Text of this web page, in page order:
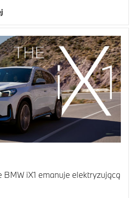
BMW iX1 emanuje elektryzującą